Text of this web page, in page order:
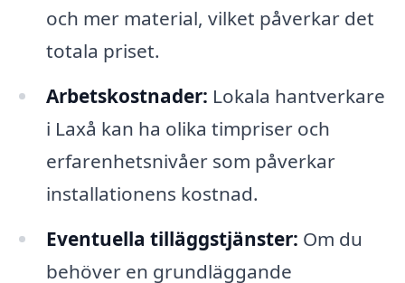
och mer material, vilket påverkar det
totala priset.
Arbetskostnader: Lokala hantverkare
i Laxå kan ha olika timpriser och
erfarenhetsnivåer som påverkar
installationens kostnad.
Eventuella tilläggstjänster: Om du
behöver en grundläggande